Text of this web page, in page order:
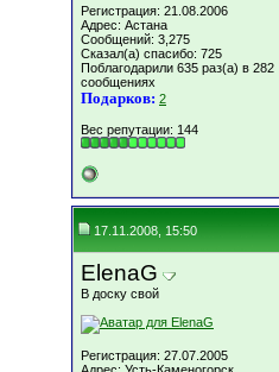
Регистрация: 21.08.2006
Адрес: Астана
Сообщений: 3,275
Сказал(а) спасибо: 725
Поблагодарили 635 раз(а) в 282
сообщениях
Подарков: 2
Вес репутации: 144
17.11.2008, 15:50
ElenaG
В доску свой
Регистрация: 27.07.2005